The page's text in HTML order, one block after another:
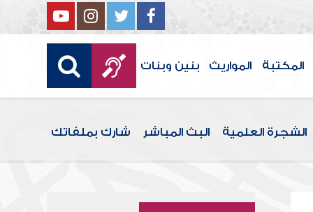
المكتبة المواريث بنين وبنات
الشجرة العلمية البث المباشر شارك بملفاتك